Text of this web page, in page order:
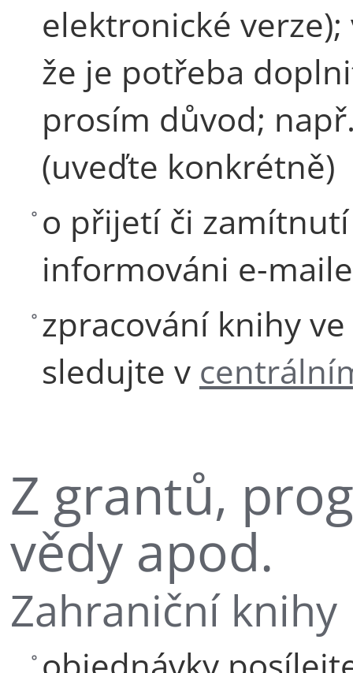
elektronické
že je potřeba
prosím důvod;
(uveďte konkrétně)
o přijetí či
informováni e-
zpracování knihy
sledujte v
Z grantů,
vědy apod.
Zahraniční knihy